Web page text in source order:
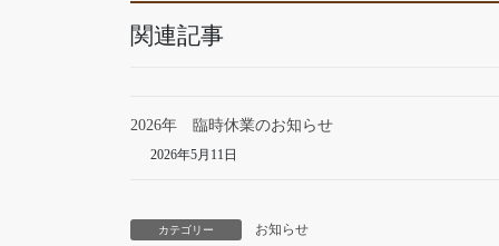
関連記事
2026年 臨時休業のお知らせ
2026年5月11日
カテゴリー お知らせ